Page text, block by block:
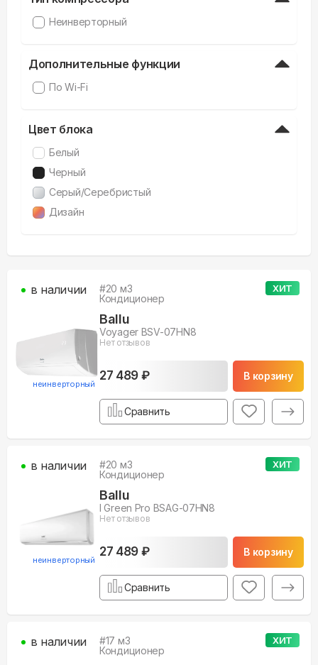
Неинверторный
Дополнительные функции
По Wi-Fi
Цвет блока
Белый
Черный
Серый/Серебристый
Дизайн
ХИТ
неинверторный
#20 м3
Кондиционер
Ballu
Voyager BSV-07HN8
Нет отзывов
27 489 ₽ В корзину
в наличии
Сравнить
ХИТ
неинверторный
#20 м3
Кондиционер
Ballu
I Green Pro BSAG-07HN8
Нет отзывов
27 489 ₽ В корзину
в наличии
Сравнить
ХИТ
#17 м3
Кондиционер
в наличии